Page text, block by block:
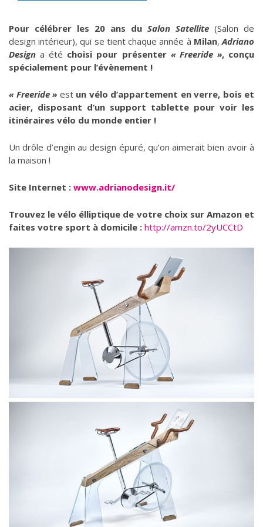
Pour célébrer les 20 ans du Salon Satellite (Salon de
design intérieur), qui se tient chaque année à Milan,Adriano
Design a été choisi pour présenter « Freeride », conçu
spécialement pour l’évènement !
« Freeride » est un vélo d’appartement en verre, bois et
acier, disposant d’un support tablette pour voir les
itinéraires vélo du monde entier !
Un drôle d’engin au design épuré, qu’on aimerait bien avoir à
la maison !
Site Internet : www.adrianodesign.it/
Trouvez le vélo élliptique de votre choix sur Amazon et
faites votre sport à domicile : http://amzn.to/2yUCCtD